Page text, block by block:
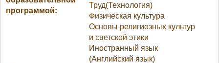
программой:
Труд(Технология)
Физическая культура
Основы религиозных культур
и светской этики
Иностранный язык
(Английский язык)